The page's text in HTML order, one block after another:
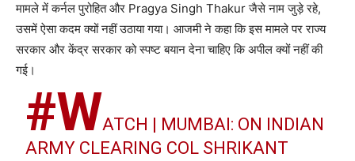
मामले में कर्नल पुरोहित और Pragya Singh Thakur जैसे नाम जुड़े रहे,
उसमें ऐसा कदम क्यों नहीं उठाया गया। आजमी ने कहा कि इस मामले पर राज्य
सरकार और केंद्र सरकार को स्पष्ट बयान देना चाहिए कि अपील क्यों नहीं की
गई।
#WATCH
| MUMBAI: ON INDIAN
ARMY CLEARING COL SHRIKANT